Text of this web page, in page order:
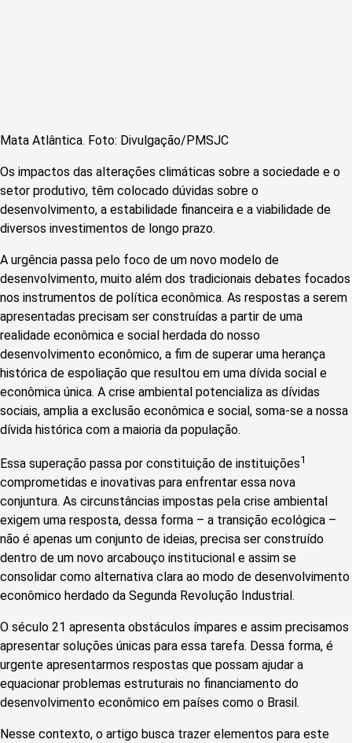
Mata Atlântica. Foto: Divulgação/PMSJC
Os impactos das alterações climáticas sobre a sociedade e o
setor produtivo, têm colocado dúvidas sobre o
desenvolvimento, a estabilidade financeira e a viabilidade de
diversos investimentos de longo prazo.
A urgência passa pelo foco de um novo modelo de
desenvolvimento, muito além dos tradicionais debates focados
nos instrumentos de política econômica. As respostas a serem
apresentadas precisam ser construídas a partir de uma
realidade econômica e social herdada do nosso
desenvolvimento econômico, a fim de superar uma herança
histórica de espoliação que resultou em uma dívida social e
econômica única. A crise ambiental potencializa as dívidas
sociais, amplia a exclusão econômica e social, soma-se a nossa
dívida histórica com a maioria da população.
Essa superação passa por constituição de instituições1
comprometidas e inovativas para enfrentar essa nova
conjuntura. As circunstâncias impostas pela crise ambiental
exigem uma resposta, dessa forma – a transição ecológica –
não é apenas um conjunto de ideias, precisa ser construído
dentro de um novo arcabouço institucional e assim se
consolidar como alternativa clara ao modo de desenvolvimento
econômico herdado da Segunda Revolução Industrial.
O século 21 apresenta obstáculos ímpares e assim precisamos
apresentar soluções únicas para essa tarefa. Dessa forma, é
urgente apresentarmos respostas que possam ajudar a
equacionar problemas estruturais no financiamento do
desenvolvimento econômico em países como o Brasil.
Nesse contexto, o artigo busca trazer elementos para este